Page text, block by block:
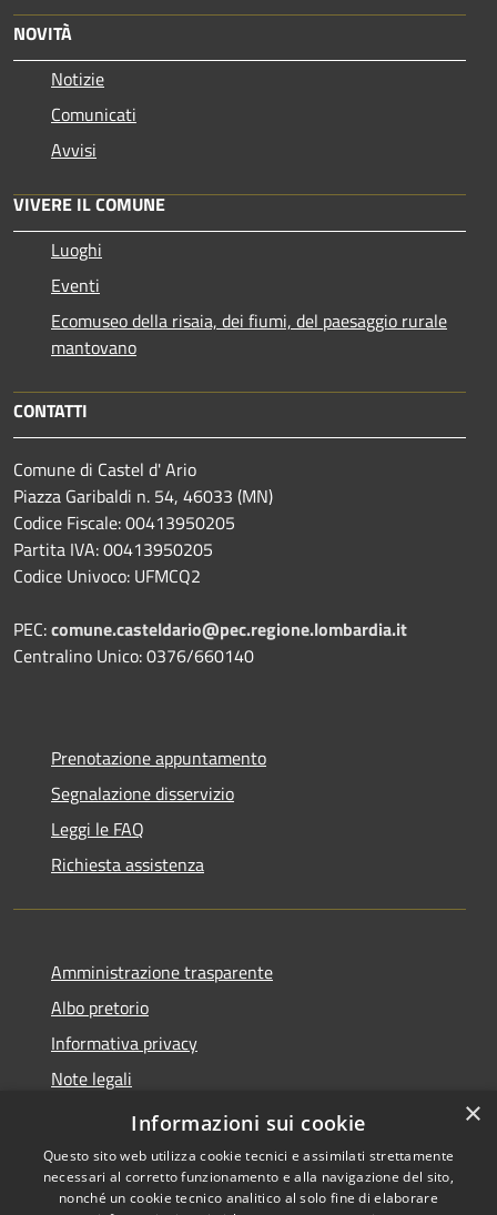
NOVITÀ
Notizie
Comunicati
Avvisi
VIVERE IL COMUNE
Luoghi
Eventi
Ecomuseo della risaia, dei fiumi, del paesaggio rurale
mantovano
CONTATTI
Comune di Castel d' Ario
Piazza Garibaldi n. 54, 46033 (MN)
Codice Fiscale: 00413950205
Partita IVA: 00413950205
Codice Univoco: UFMCQ2
PEC:comune.casteldario@pec.regione.lombardia.it
Centralino Unico: 0376/660140
Prenotazione appuntamento
Segnalazione disservizio
Leggi le FAQ
Richiesta assistenza
Amministrazione trasparente
Albo pretorio
Informativa privacy
Note legali
Dichiarazione di accessibilità
×
Informazioni sui cookie
Questo sito web utilizza cookie tecnici e assimilati strettamente
necessari al corretto funzionamento e alla navigazione del sito,
nonché un cookie tecnico analitico al solo fine di elaborare